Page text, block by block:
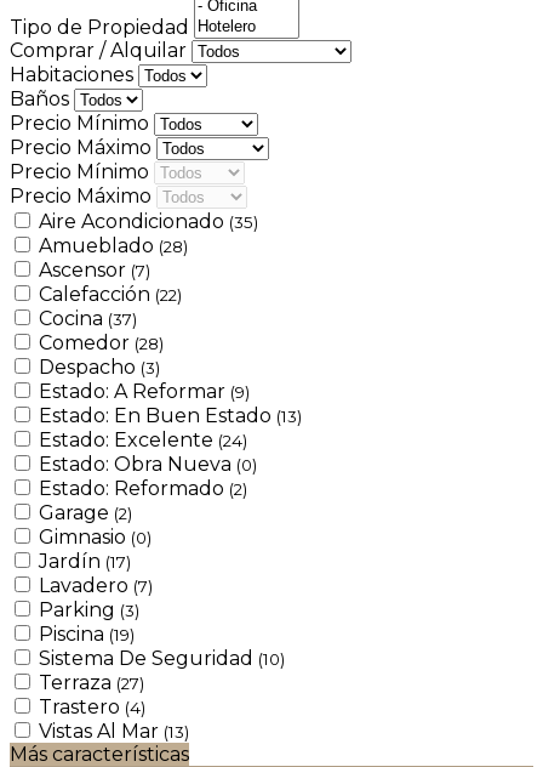
Tipo de Propiedad
Comprar / Alquilar
Habitaciones
Baños
Precio Mínimo
Precio Máximo
Precio Mínimo
Precio Máximo
Aire Acondicionado (35)
Amueblado (28)
Ascensor (7)
Calefacción (22)
Cocina (37)
Comedor (28)
Despacho (3)
Estado: A Reformar (9)
Estado: En Buen Estado (13)
Estado: Excelente (24)
Estado: Obra Nueva (0)
Estado: Reformado (2)
Garage (2)
Gimnasio (0)
Jardín (17)
Lavadero (7)
Parking (3)
Piscina (19)
Sistema De Seguridad (10)
Terraza (27)
Trastero (4)
Vistas Al Mar (13)
Más características